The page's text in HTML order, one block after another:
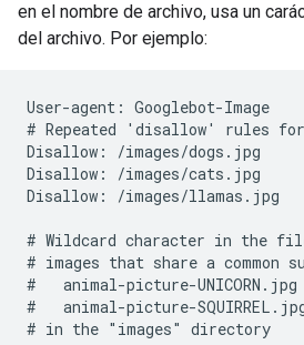
en el nombre de archivo, usa un
del archivo. Por ejemplo:
User-agent: Googlebot-Image
# Repeated 'disallow' rules for
Disallow: /images/dogs.jpg
Disallow: /images/cats.jpg
Disallow: /images/llamas.jpg
# Wildcard character in the
# images that share a common
#   animal-picture-UNICORN.jpg
#   animal-picture-
# in the "images" directory